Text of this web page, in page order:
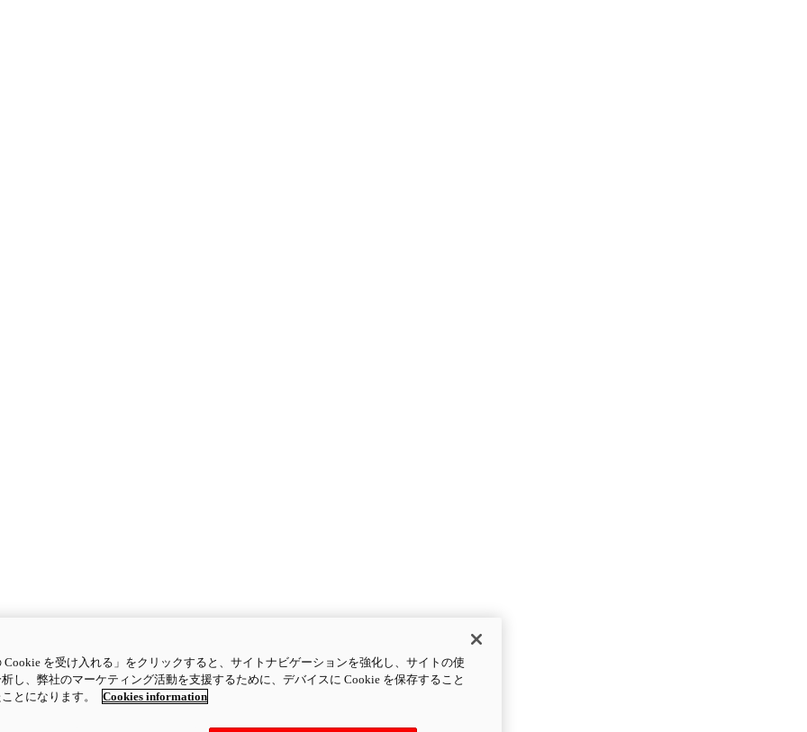
Cookie を受け入れる」をクリックすると、サイトナビゲーションを強化し、サイトの使
し、弊社のマーケティング活動を支援するために、デバイスに Cookie を保存すること
とになります。
Cookies information